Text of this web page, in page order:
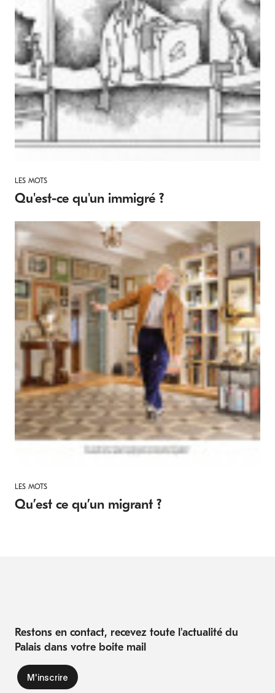
LES MOTS
Qu'est-ce qu'un immigré ?
LES MOTS
Qu’est ce qu’un migrant ?
Restons en contact, recevez toute l'actualité du
Palais dans votre boite mail